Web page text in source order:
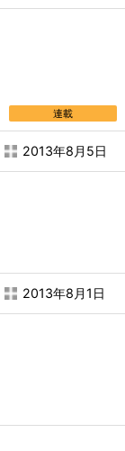
連載
2013年8月5日
2013年8月1日